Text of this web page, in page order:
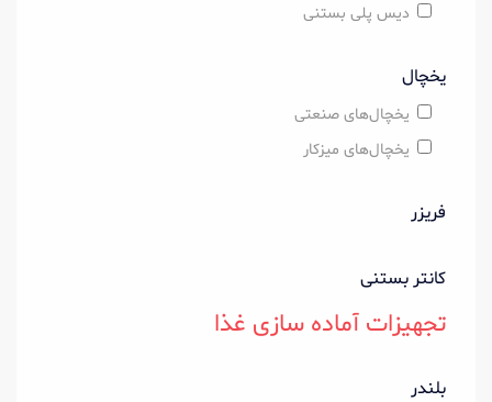
دیس پلی بستنی
یخچال
یخچال‌های صنعتی
یخچال‌های میزکار
فریزر
کانتر بستنی
تجهیزات آماده سازی غذا
بلندر